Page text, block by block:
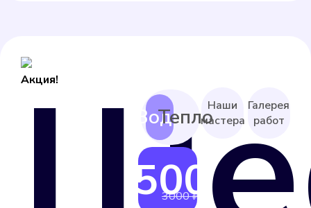
Акция!
2500 ₽
3000 ₽
Наши
мастера
Галерея
работ